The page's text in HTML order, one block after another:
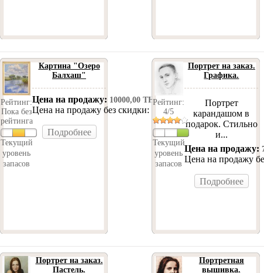
Рейтинг:
Пока без
рейтинга
Текущий
уровень
запасов
Картина "Озеро
Балхаш"
Цена на продажу: 10000,00 ТН
Цена на продажу без скидки: 10000,00 ТН
Подробнее
Рейтинг:
4/5
Текущий
уровень
запасов
Портрет на заказ.
Графика.
Портрет
карандашом в
подарок. Стильно
и...
Цена на продажу:
Цена на продажу
Подробнее
Портрет на заказ.
Пастель.
Портретная
вышивка.